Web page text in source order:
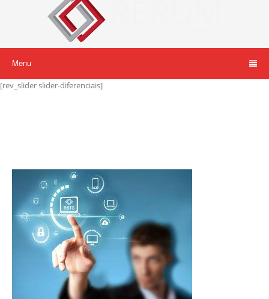
Menu
[rev_slider slider-diferenciais]